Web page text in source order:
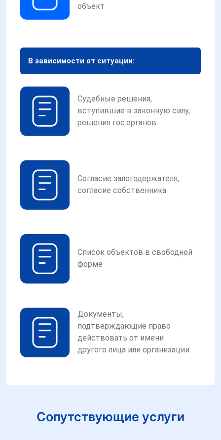
объект
В зависимости от ситуации:
Судебные решения,
вступившие в законную силу,
решения гос.органов
Согласие залогодержателя,
согласие собственника
Список объектов в свободной
форме
Документы,
подтверждающие право
действовать от имени
другого лица или организации
Сопутствующие услуги